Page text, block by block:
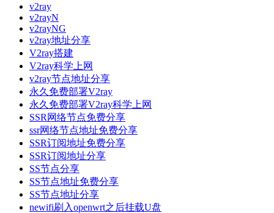
v2ray
v2rayN
v2rayNG
v2ray地址分享
V2ray搭建
V2ray科学上网
v2ray节点地址分享
永久免费部署V2ray
永久免费部署V2ray科学上网
SSR网络节点免费分享
ssr网络节点地址免费分享
SSR订阅地址免费分享
SSR订阅地址分享
SS节点分享
SS节点地址免费分享
SS节点地址分享
newifi刷入openwrt之后挂载U盘